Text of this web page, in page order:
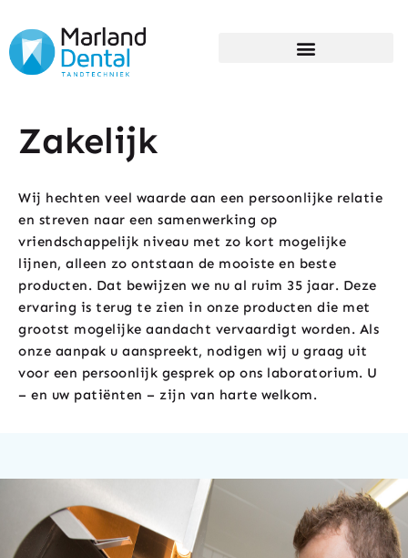
Ga
naar
Zakelijk
Wij hechten veel waarde aan een persoonlijke relatie
en streven naar een samenwerking op
vriendschappelijk niveau met zo kort mogelijke
lijnen, alleen zo ontstaan de mooiste en beste
producten. Dat bewijzen we nu al ruim 35 jaar. Deze
ervaring is terug te zien in onze producten die met
grootst mogelijke aandacht vervaardigt worden. Als
onze aanpak u aanspreekt, nodigen wij u graag uit
voor een persoonlijk gesprek op ons laboratorium. U
– en uw patiënten – zijn van harte welkom.